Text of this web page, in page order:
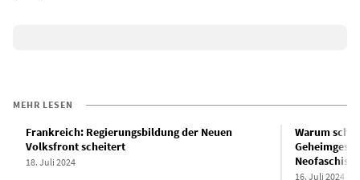
MEHR LESEN
Frankreich: Regierungsbildung der Neuen
Volksfront scheitert
18. Juli 2024
Warum
16. Juli 2024